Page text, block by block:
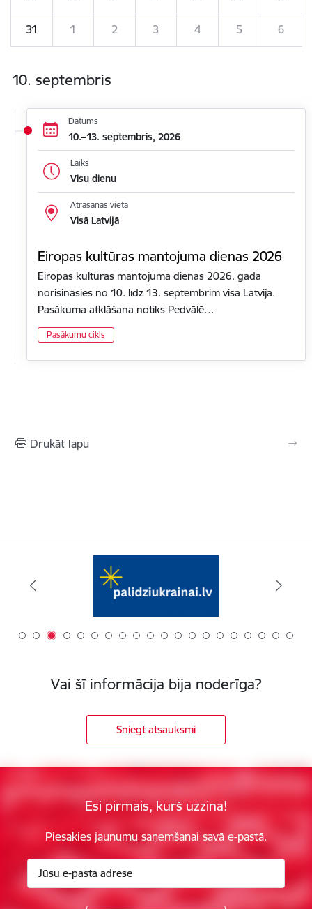
31 1 2 3 4 5 6
10. septembris
Datums
10.–13. septembris, 2026
Laiks
Visu dienu
Atrašanās vieta
Visā Latvijā
Eiropas kultūras mantojuma dienas 2026
Eiropas kultūras mantojuma dienas 2026. gadā
norisināsies no 10. līdz 13. septembrim visā Latvijā.
Pasākuma atklāšana notiks Pedvālē…
Pasākumu cikls
Drukāt lapu
Vai šī informācija bija noderīga?
Sniegt atsauksmi
Esi pirmais, kurš uzzina!
Piesakies jaunumu saņemšanai savā e-pastā.